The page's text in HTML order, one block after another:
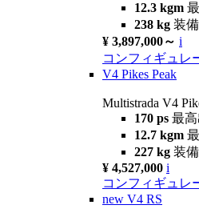
12.3 kgm
238 kg 装
¥ 3,897,000～ i
コンフィギュレ
V4 Pikes Peak
Multistrada V4
170 ps 最
12.7 kgm
227 kg 装
¥ 4,527,000 i
コンフィギュレ
new V4 RS